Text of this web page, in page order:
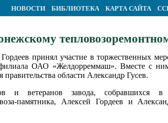
НОВОСТИ БИБЛИОТЕКА КАРТА САЙТА
принял участие в торжественных
ОАО «Желдорреммаш». Вместе с
правительства области Александр Гусев.
и ветеранов завода,
памятника, Алексей Гордеев и